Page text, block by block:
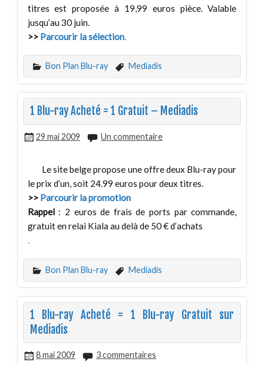
titres est proposée à 19,99 euros pièce. Valable
jusqu’au 30 juin.
>> Parcourir la sélection.
Bon Plan Blu-ray Mediadis
1 Blu-ray Acheté = 1 Gratuit – Mediadis
29 mai 2009 Un commentaire
Le site belge propose une offre deux Blu-ray pour
le prix d’un, soit 24.99 euros pour deux titres.
>> Parcourir la promotion
Rappel: 2 euros de frais de ports par commande,
gratuit en relai Kiala au delà de 50 € d’achats
.
Bon Plan Blu-ray Mediadis
1 Blu-ray Acheté = 1 Blu-ray Gratuit sur
Mediadis
8 mai 2009 3 commentaires